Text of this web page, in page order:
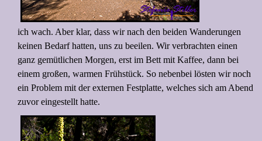
ich wach. Aber klar, dass wir nach den beiden Wanderungen
keinen Bedarf hatten, uns zu beeilen. Wir verbrachten einen
ganz gemütlichen Morgen, erst im Bett mit Kaffee, dann bei
einem großen, warmen Frühstück. So nebenbei lösten wir noch
ein Problem mit der externen Festplatte, welches sich am Abend
zuvor eingestellt hatte.